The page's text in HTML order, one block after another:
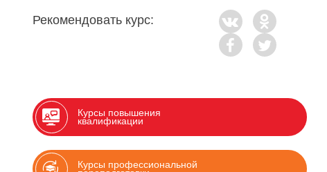
Рекомендовать курс:
Курсы повышения
квалификации
Курсы профессиональной